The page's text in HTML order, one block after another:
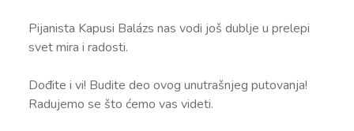
Pijanista Kapusi Balázs nas vodi još dublje u prelepi
svet mira i radosti.
Dođite i vi! Budite deo ovog unutrašnjeg putovanja!
Radujemo se što ćemo vas videti.